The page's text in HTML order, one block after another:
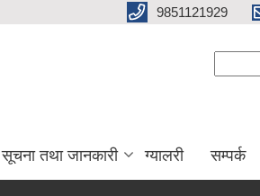
9851121929
सूचना तथा जानकारी ग्यालरी सम्पर्क